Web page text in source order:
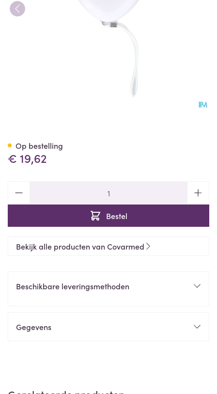
€ 19,62
Bestel
Op bestelling
Bekijk alle producten van Covarmed
Beschikbare leveringsmethoden
Gegevens